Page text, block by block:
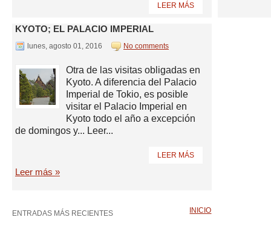
LEER MÁS
KYOTO; EL PALACIO IMPERIAL
lunes, agosto 01, 2016 No comments
Otra de las visitas obligadas en
Kyoto. A diferencia del Palacio
Imperial de Tokio, es posible
visitar el Palacio Imperial en
Kyoto todo el año a excepción
de domingos y... Leer...
LEER MÁS
Leer más »
ENTRADAS MÁS RECIENTES INICIO